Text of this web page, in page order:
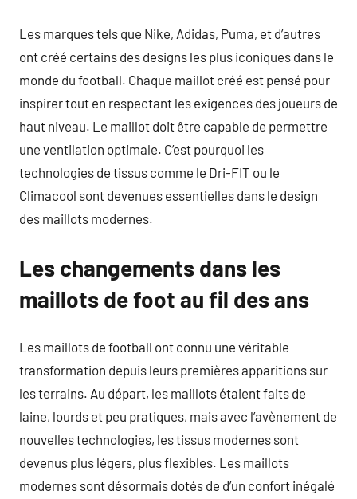
Les marques tels que Nike, Adidas, Puma, et d’autres
ont créé certains des designs les plus iconiques dans le
monde du football. Chaque maillot créé est pensé pour
inspirer tout en respectant les exigences des joueurs de
haut niveau. Le maillot doit être capable de permettre
une ventilation optimale. C’est pourquoi les
technologies de tissus comme le Dri-FIT ou le
Climacool sont devenues essentielles dans le design
des maillots modernes.
Les changements dans les
maillots de foot au fil des ans
Les maillots de football ont connu une véritable
transformation depuis leurs premières apparitions sur
les terrains. Au départ, les maillots étaient faits de
laine, lourds et peu pratiques, mais avec l’avènement de
nouvelles technologies, les tissus modernes sont
devenus plus légers, plus flexibles. Les maillots
modernes sont désormais dotés de d’un confort inégalé